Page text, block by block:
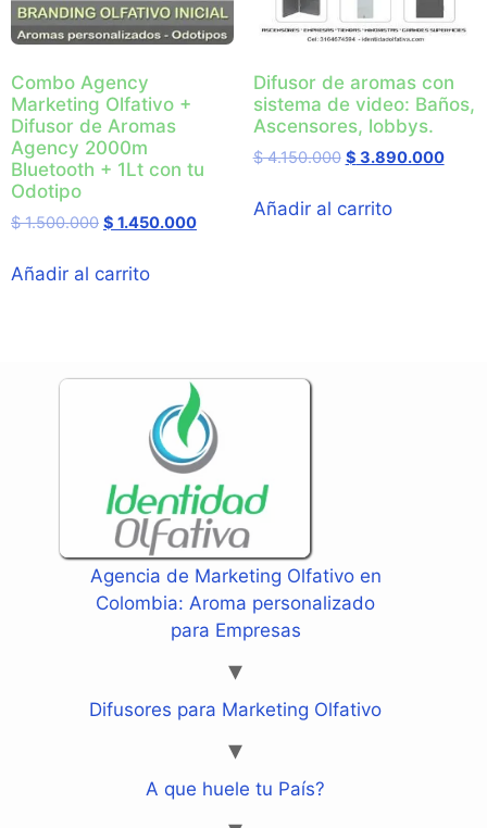
Combo Agency
Marketing Olfativo +
Difusor de Aromas
Agency 2000m
Bluetooth + 1Lt con tu
Odotipo
$1.500.000 $ 1.450.000
Añadir al carrito
Difusor de aromas con
sistema de video: Baños,
Ascensores, lobbys.
$4.150.000 $ 3.890.000
Añadir al carrito
Agencia de Marketing Olfativo en
Colombia: Aroma personalizado
para Empresas
Difusores para Marketing Olfativo
A que huele tu País?